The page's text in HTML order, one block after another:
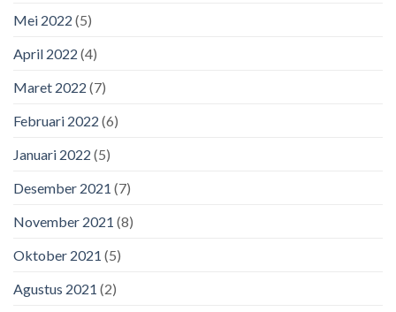
Mei 2022 (5)
April 2022 (4)
Maret 2022 (7)
Februari 2022 (6)
Januari 2022 (5)
Desember 2021 (7)
November 2021 (8)
Oktober 2021 (5)
Agustus 2021 (2)